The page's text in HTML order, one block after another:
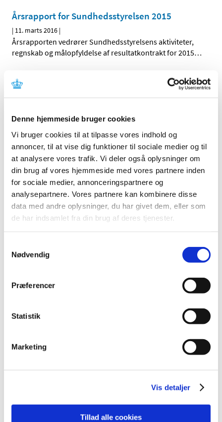
Denne hjemmeside bruger cookies
Vi bruger cookies til at tilpasse vores indhold og
annoncer, til at vise dig funktioner til sociale medier og til
at analysere vores trafik. Vi deler også oplysninger om
din brug af vores hjemmeside med vores partnere inden
for sociale medier, annonceringspartnere og
analysepartnere. Vores partnere kan kombinere disse
data med andre oplysninger, du har givet dem, eller som
de har indsamlet fra din brug af deres tjenester.
Nødvendig
Præferencer
Statistik
Marketing
Vis detaljer
Tillad alle cookies
Årsrapport for Sundhedsstyrelsen 2015
| 11. marts 2016 |
Årsrapporten vedrører Sundhedsstyrelsens aktiviteter,
regnskab og målopfyldelse af resultatkontrakt for 2015…
Invitation til reception
Lægemiddelstyrelsen d. 1. april 2016.
Årsrapport om detailvirksomheders salg af
håndkøbsmedicin
|10. marts 2016|
Lægemiddelstyrelsen har i 2015 gennemført 947
inspektioner af detailvirksomheders salg af …
2026 (84)
2024 (224)
2022 (197)
2019 (159)
2018 (150)